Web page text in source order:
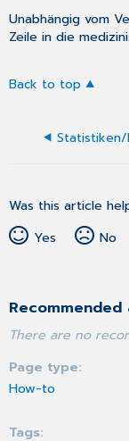
Unabhängig vom
Zeile in die
Back to top
Was this article
Yes
No
There are no
Page type
How-to
Tags